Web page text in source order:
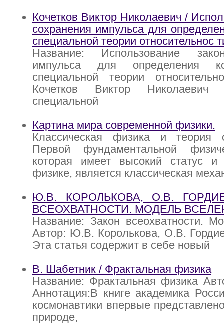
Кочетков Виктор Николаевич /
сохранения импульса для
специальной теории относительнос
Название: Использование
импульса для определения
специальной теории
Кочетков Виктор
специальной
Картина мира современной физики.
Классическая физика и теория
Первой фундаментальной
которая имеет высокий статус
физике, является классическая
Ю.В. КОРОЛЬКОВА, О.В.
ВСЕОХВАТНОСТИ. МОДЕЛЬ
Название: Закон всеохватности.
Автор: Ю.В. Королькова, О.В.
Эта статья содержит в себе новый
В. Шабетник / Фрактальная физика
Название: Фрактальная физика
Аннотация:В книге академика
космонавтики впервые
природе,